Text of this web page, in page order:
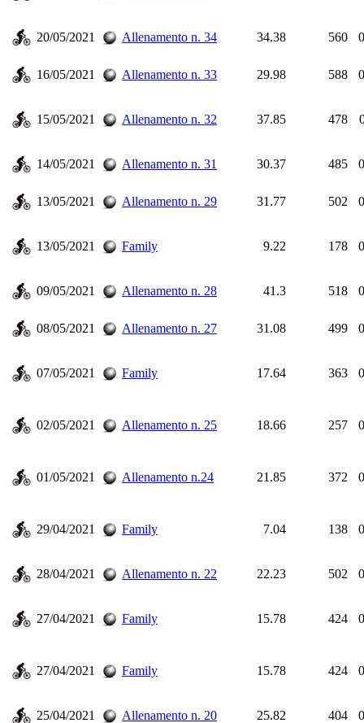
20/05/2021 Allenamento n. 34 34.38 560
16/05/2021 Allenamento n. 33 29.98 588
15/05/2021 Allenamento n. 32 37.85 478
14/05/2021 Allenamento n. 31 30.37 485
13/05/2021 Allenamento n. 29 31.77 502
13/05/2021 Family 9.22 178
09/05/2021 Allenamento n. 28 41.3 518
08/05/2021 Allenamento n. 27 31.08 499
07/05/2021 Family 17.64 363
02/05/2021 Allenamento n. 25 18.66 257
01/05/2021 Allenamento n.24 21.85 372
29/04/2021 Family 7.04 138
28/04/2021 Allenamento n. 22 22.23 502
27/04/2021 Family 15.78 424
27/04/2021 Family 15.78 424
25/04/2021 Allenamento n. 20 25.82 404